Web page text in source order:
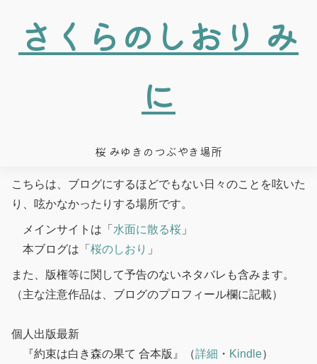
さくらのしおり み
に
桜 みゆきのつぶやき場所
こちらは、ブログにするほどでもない日々のことを呟いた
り、呟かなかったりする場所です。
メインサイトは「 水面に散る桜 」
本ブログは「 桜のしおり 」
また、版権等に関して予告のないネタバレも含みます。
（主な注意作品は、ブログのプロフィール欄に記載）
個人出版最新
『約束は白き森の果て 合本版』
（詳細 ・ Kindle）